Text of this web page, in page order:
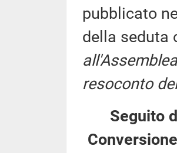
pubblicato
della seduta
resoconto
Seguito